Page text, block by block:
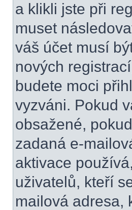
a klikli jste při
muset
váš účet musí
nových
budete moci
vyzváni. Pokud
obsažené,
zadaná e-
aktivace
uživatelů, kteří
mailová adresa,